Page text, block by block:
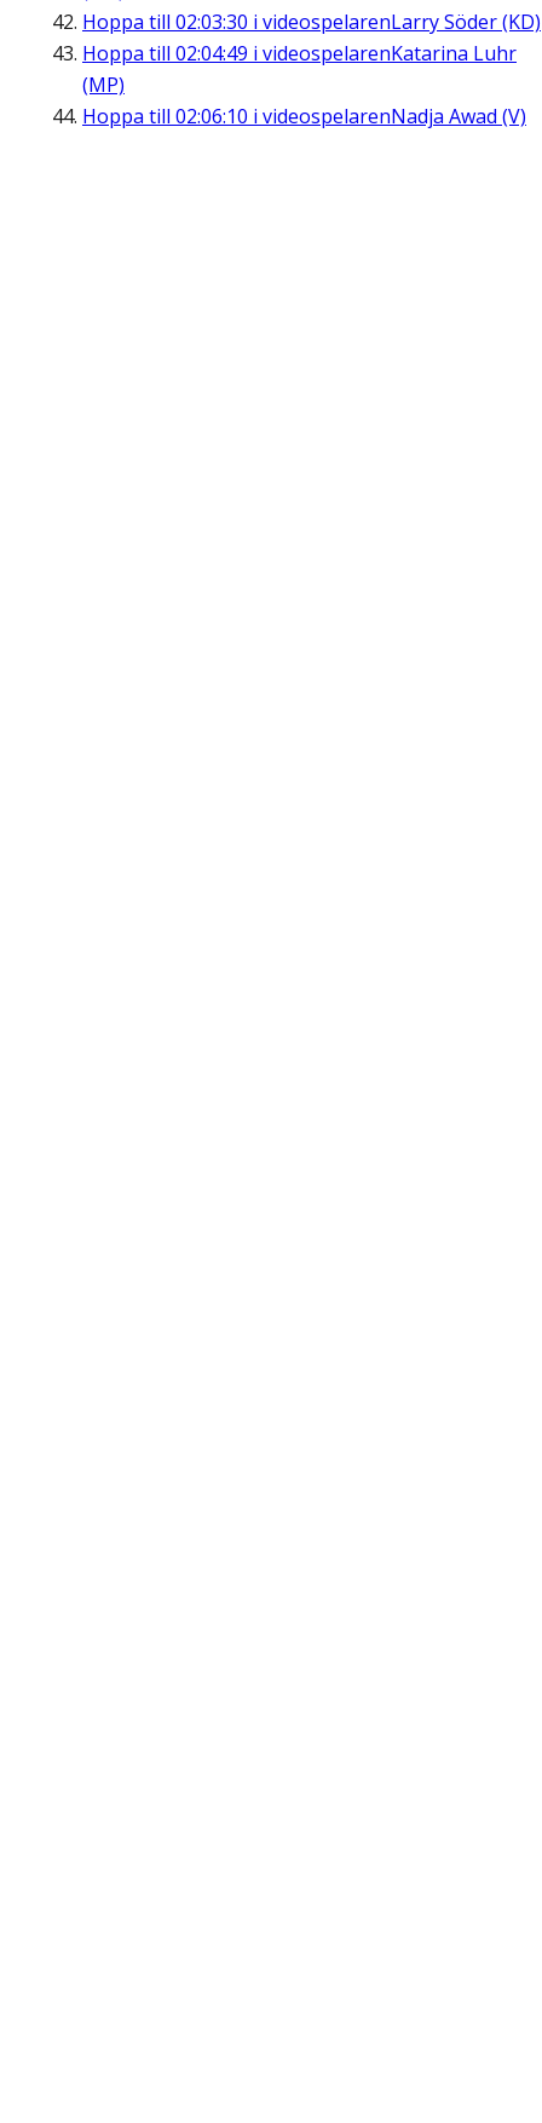
Hoppa till 02:03:30 i videospelarenLarry Söder (KD)
Hoppa till 02:04:49 i videospelarenKatarina Luhr
(MP)
Hoppa till 02:06:10 i videospelarenNadja Awad (V)